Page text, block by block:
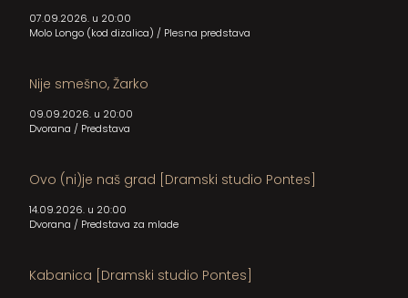
07.09.2026. u 20:00
Molo Longo (kod dizalica) / Plesna predstava
Nije smešno, Žarko
09.09.2026. u 20:00
Dvorana / Predstava
Ovo (ni)je naš grad [Dramski studio Pontes]
14.09.2026. u 20:00
Dvorana / Predstava za mlade
Kabanica [Dramski studio Pontes]